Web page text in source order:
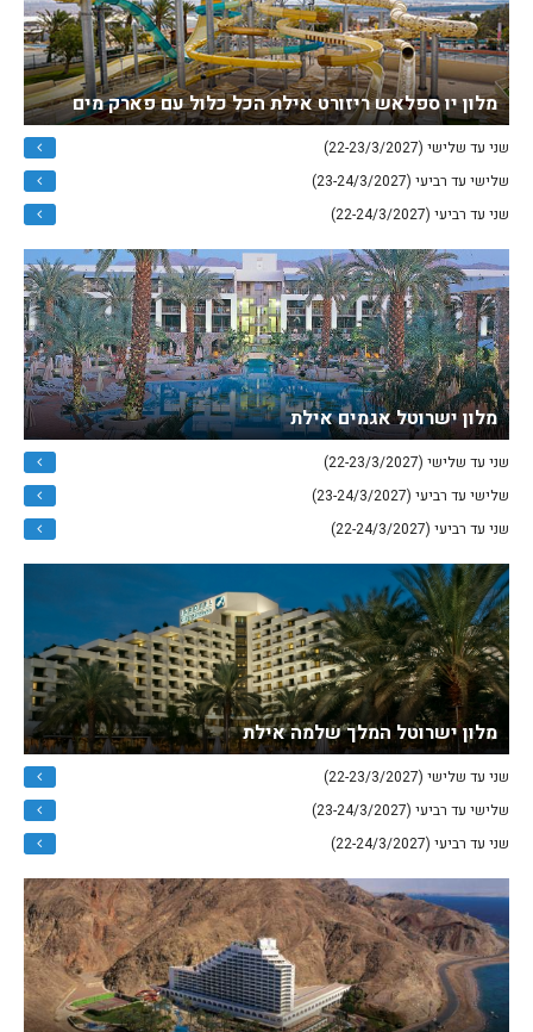
מלון יו ספלאש ריזורט אילת הכל כלול עם פארק מים
שני עד שלישי (22-23/3/2027)
שלישי עד רביעי (23-24/3/2027)
שני עד רביעי (22-24/3/2027)
מלון ישרוטל אגמים אילת
שני עד שלישי (22-23/3/2027)
שלישי עד רביעי (23-24/3/2027)
שני עד רביעי (22-24/3/2027)
מלון ישרוטל המלך שלמה אילת
שני עד שלישי (22-23/3/2027)
שלישי עד רביעי (23-24/3/2027)
שני עד רביעי (22-24/3/2027)